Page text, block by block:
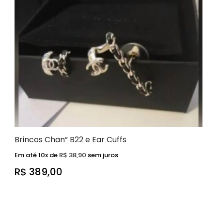
Brincos Chan” B22 e Ear Cuffs
R$ 389,00
Em até 10x de R$ 38,90 sem juros